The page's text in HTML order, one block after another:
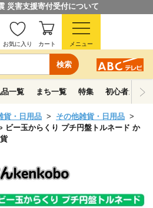
災害支援寄付受付について
検索
お気に入り カート メニュー
一覧 まち一覧 特集 初心者ガイド
貨・日用品
その他雑貨・日用品
ビー玉からくり プチ円盤トルネード か